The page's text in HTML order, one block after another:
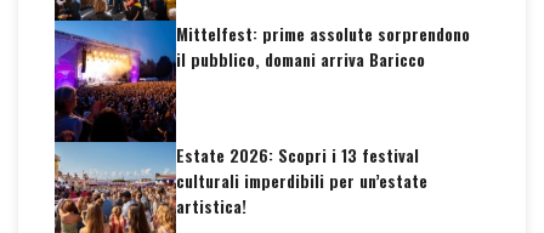
Mittelfest: prime assolute sorprendono
il pubblico, domani arriva Baricco
Estate 2026: Scopri i 13 festival
culturali imperdibili per un’estate
artistica!